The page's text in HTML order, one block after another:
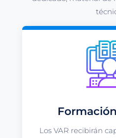
Los VAR recibirán